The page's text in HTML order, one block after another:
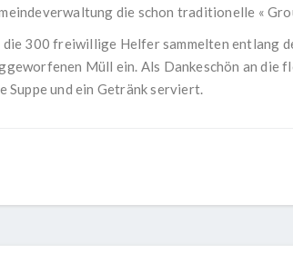
die schon traditionelle «
die 300 freiwillige Helfer sammelten entlang
Müll ein. Als Dankeschön an die
Suppe und ein Getränk serviert.